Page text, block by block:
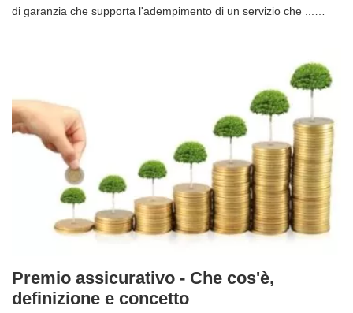
di garanzia che supporta l'adempimento di un servizio che ...…
Premio assicurativo - Che cos'è,
definizione e concetto